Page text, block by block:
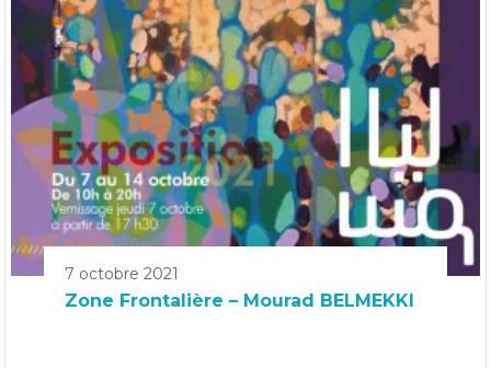
7 octobre 2021
Zone Frontalière – Mourad BELMEKKI